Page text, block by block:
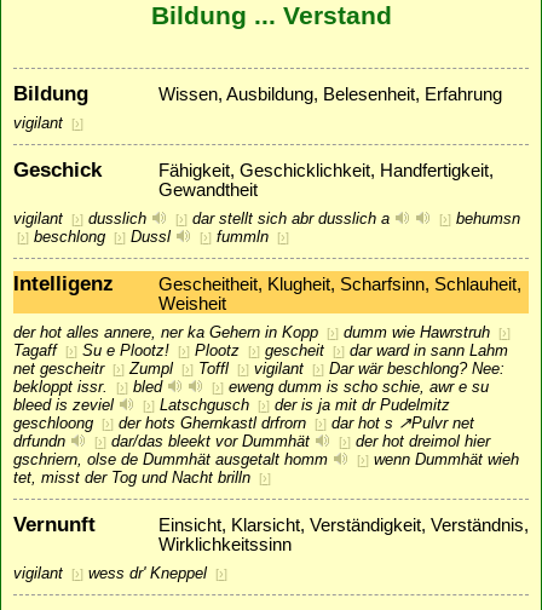
Bildung ... Verstand
Bildung Wissen, Ausbildung, Belesenheit, Erfahrung
vigilant [›]
Geschick
Fähigkeit, Geschicklichkeit, Handfertigkeit,
Gewandtheit
vigilant [›] dusslich [›] dar stellt sich abr dusslich a [›] behumsn
[›] beschlong [›] Dussl [›] fummln [›]
Intelligenz
Gescheitheit, Klugheit, Scharfsinn, Schlauheit,
Weisheit
der hot alles annere, ner ka Gehern in Kopp [›] dumm wie Hawrstruh [›]
Tagaff [›] Su e Plootz! [›] Plootz [›] gescheit [›] dar ward in sann Lahm
net gescheitr
[›] Zumpl [›] Toffl [›] vigilant [›] Dar wär beschlong? Nee:
bekloppt issr.
[›] bled [›] eweng dumm is scho schie, awr e su
bleed is zeviel
[›] Latschgusch [›] der is ja mit dr Pudelmitz
geschloong
[›] der hots Ghernkastl drfrorn [›] dar hot s ↗Pulvrnet
drfundn
[›] dar/das bleekt vor Dummhät [›] der hot dreimol hier
gschriern, olse de Dummhät ausgetalt homm
[›] wenn Dummhät wieh
tet, misst der Tog und Nacht brilln
[›]
Vernunft
Einsicht, Klarsicht, Verständigkeit, Verständnis,
Wirklichkeitssinn
vigilant [›] wess dr' Kneppel [›]